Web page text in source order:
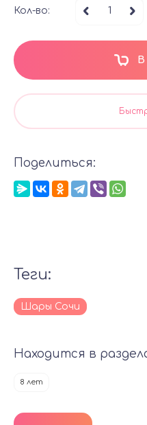
Кол-во:
Поделиться:
теги:
Шары Сочи
Находится в
8 лет